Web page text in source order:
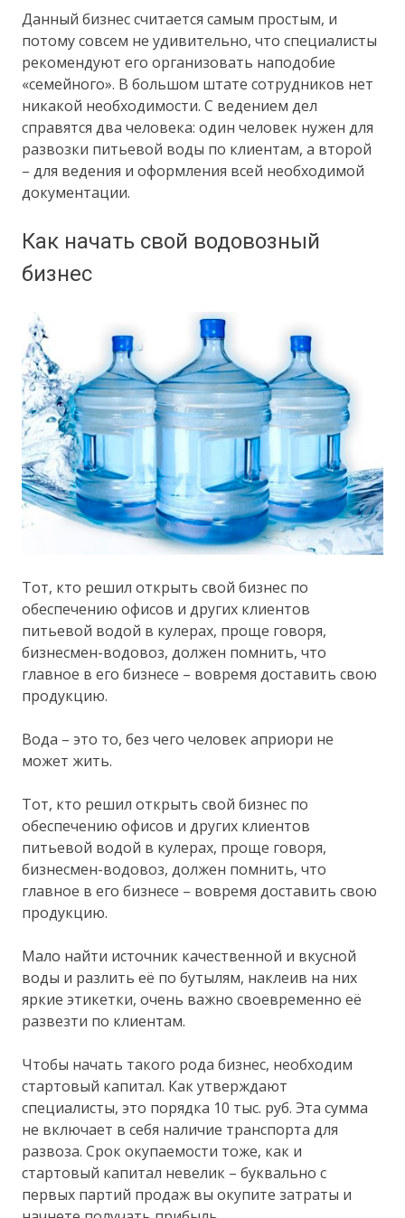
Данный бизнес считается самым простым, и
потому совсем не удивительно, что специалисты
рекомендуют его организовать наподобие
«семейного». В большом штате сотрудников нет
никакой необходимости. С ведением дел
справятся два человека: один человек нужен для
развозки питьевой воды по клиентам, а второй
– для ведения и оформления всей необходимой
документации.
Как начать свой водовозный
бизнес
Тот, кто решил открыть свой бизнес по
обеспечению офисов и других клиентов
питьевой водой в кулерах, проще говоря,
бизнесмен-водовоз, должен помнить, что
главное в его бизнесе – вовремя доставить свою
продукцию.
Вода – это то, без чего человек априори не
может жить.
Тот, кто решил открыть свой бизнес по
обеспечению офисов и других клиентов
питьевой водой в кулерах, проще говоря,
бизнесмен-водовоз, должен помнить, что
главное в его бизнесе – вовремя доставить свою
продукцию.
Мало найти источник качественной и вкусной
воды и разлить её по бутылям, наклеив на них
яркие этикетки, очень важно своевременно её
развезти по клиентам.
Чтобы начать такого рода бизнес, необходим
стартовый капитал. Как утверждают
специалисты, это порядка 10 тыс. руб. Эта сумма
не включает в себя наличие транспорта для
развоза. Срок окупаемости тоже, как и
стартовый капитал невелик – буквально с
первых партий продаж вы окупите затраты и